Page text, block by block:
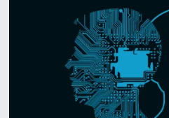
İletişim
Künye